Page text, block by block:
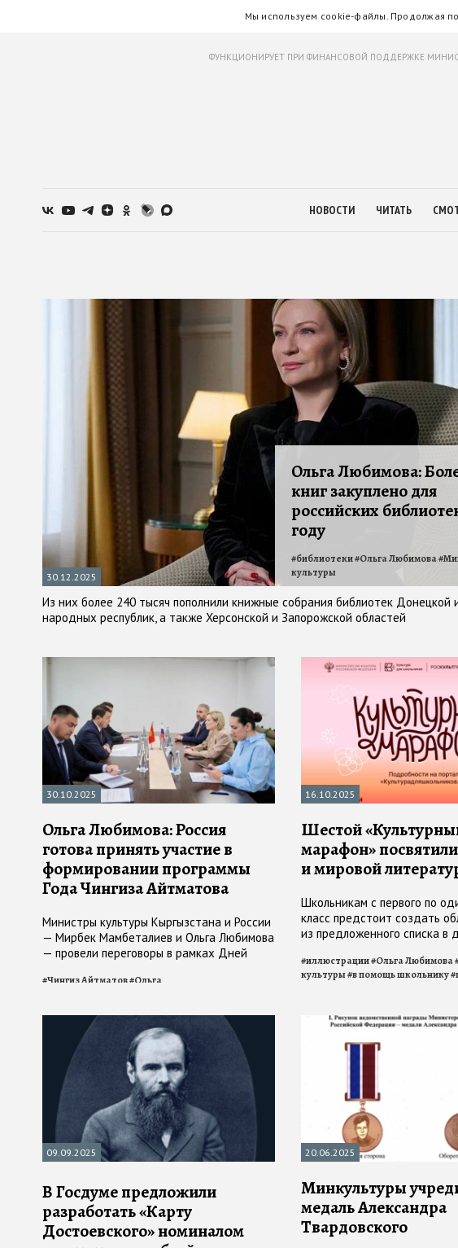
Мы используем cookie-файлы. Продолжая
ФУНКЦИОНИРУЕТ ПРИ ФИНАНСОВОЙ ПОДДЕРЖКЕ
НОВОСТИ ЧИТАТЬ
30.12.2025
Ольга Любимова:
книг закуплено для
российских
году
Из них более 240 тысяч пополнили книжные собрания библиотек Донецкой
народных республик, а также Херсонской и Запорожской областей
#библиотеки#Ольга Любимова#
культуры
30.10.2025
Ольга Любимова: Россия
готова принять участие в
формировании программы
Года Чингиза Айтматова
Министры культуры Кыргызстана и России
— Мирбек Мамбеталиев и Ольга Любимова
— провели переговоры в рамках Дней
#Чингиз Айтматов#Ольга
16.10.2025
Шестой
марафон»
и мировой
Школьникам с первого по
класс предстоит создать
из предложенного списка в
«Внеклассное чтение»
#иллюстрации#Ольга Любимова
культуры#в помощь школьнику#
09.09.2025
В Госдуме предложили
разработать «Карту
Достоевского» номиналом
20.06.2025
Минкультуры
медаль Александра
Твардовского